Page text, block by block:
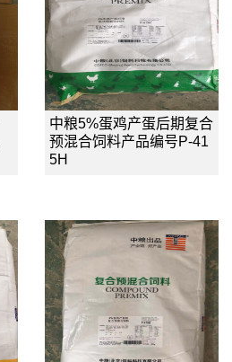
中粮5%蛋鸡产蛋后期复合
预混合饲料产品编号P-41
5H